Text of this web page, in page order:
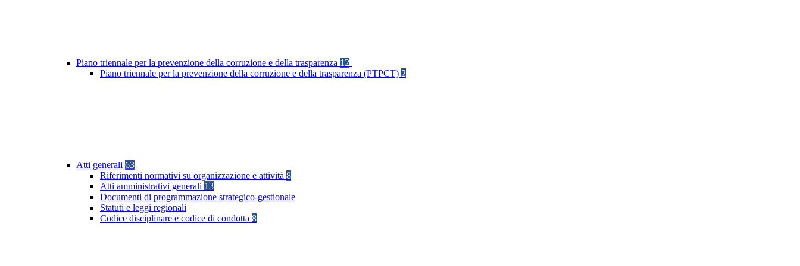
Piano triennale per la prevenzione della corruzione e della trasparenza 12
Piano triennale per la prevenzione della corruzione e della trasparenza (PTPCT) 2
Atti generali 63
Riferimenti normativi su organizzazione e attività 8
Atti amministrativi generali 13
Documenti di programmazione strategico-gestionale
Statuti e leggi regionali
Codice disciplinare e codice di condotta 8